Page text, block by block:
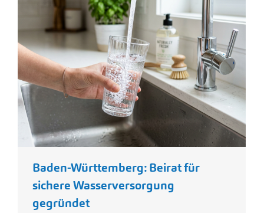
Baden-Württemberg: Beirat für
sichere Wasserversorgung
gegründet